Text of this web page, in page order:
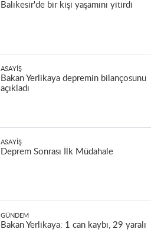
Balıkesir'de bir kişi yaşamını yitirdi
ASAYIŞ
Bakan Yerlikaya depremin bilançosunu
açıkladı
ASAYIŞ
Deprem Sonrası İlk Müdahale
GÜNDEM
Bakan Yerlikaya: 1 can kaybı, 29 yaralı